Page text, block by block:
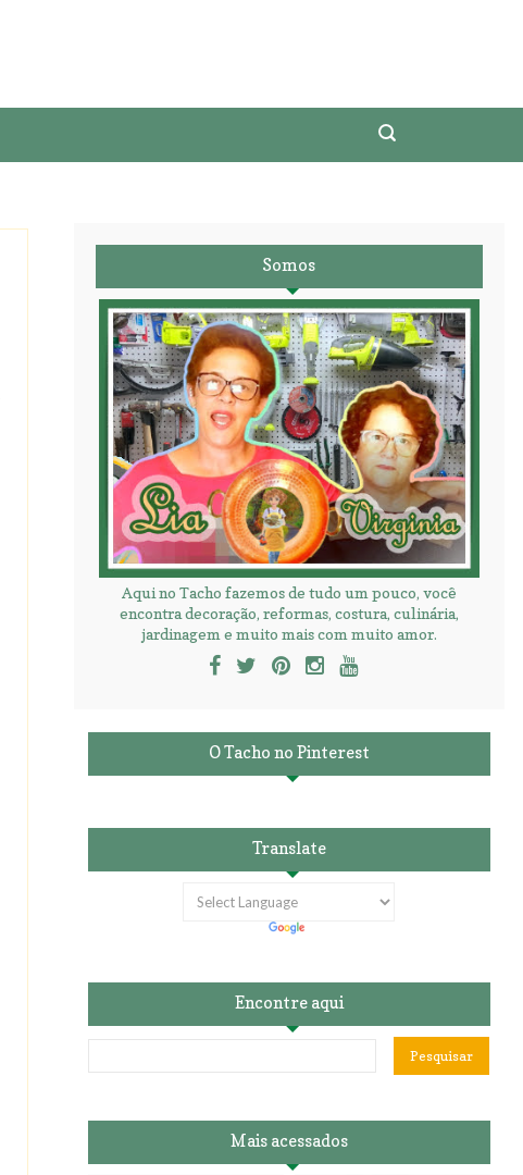
Somos
Aqui no Tacho fazemos de tudo um pouco, você
encontra decoração, reformas, costura, culinária,
jardinagem e muito mais com muito amor.
O Tacho no Pinterest
Translate
Encontre aqui
Mais acessados